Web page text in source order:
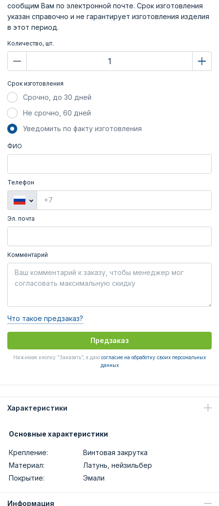
сообщим Вам по электронной почте. Срок изготовления
указан справочно и не гарантирует изготовления изделия
в этот период.
Количество, шт.
Срок изготовления
Срочно, до 30 дней
Не срочно, 60 дней
Уведомить по факту изготовления
ФИО
Телефон
Эл. почта
Комментарий
Что такое предзаказ?
Предзаказ
Нажимая кнопку "Заказать", я даю согласие на обработку своих персональных
данных
Характеристики
Основные характеристики
Крепление:
Винтовая закрутка
Материал:
Латунь, нейзильбер
Покрытие:
Эмали
Информация